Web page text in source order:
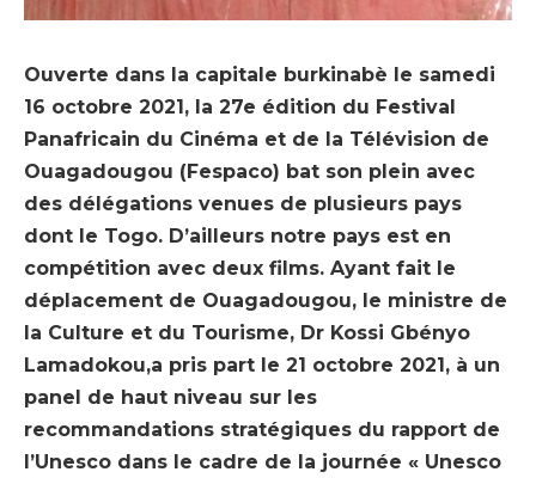
Ouverte dans la capitale burkinabè le samedi
16 octobre 2021, la 27e édition du Festival
Panafricain du Cinéma et de la Télévision de
Ouagadougou (Fespaco) bat son plein avec
des délégations venues de plusieurs pays
dont le Togo. D’ailleurs notre pays est en
compétition avec deux films. Ayant fait le
déplacement de Ouagadougou, le ministre de
la Culture et du Tourisme, Dr Kossi Gbényo
Lamadokou,a pris part le 21 octobre 2021, à un
panel de haut niveau sur les
recommandations stratégiques du rapport de
l’Unesco dans le cadre de la journée « Unesco